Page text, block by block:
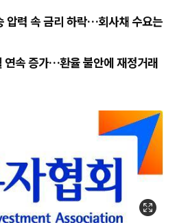
압력 속 금리 하락…회사채 수요는
연속 증가…환율 불안에 재정거래